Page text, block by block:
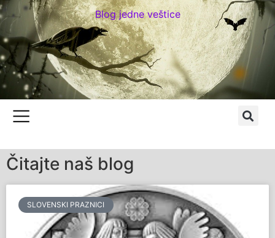
Blog jedne veštice
Čitajte naš blog
SLOVENSKI PRAZNICI